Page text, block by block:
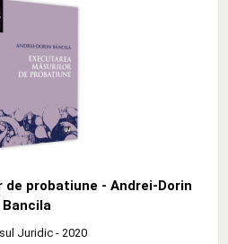
probatiune - Andrei-Dorin
Bancila
Juridic- 2020